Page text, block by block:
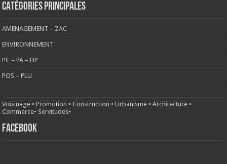
CATÉGORIES PRINCIPALES
AMENAGEMENT – ZAC
ENVIRONNEMENT
PC – PA – DP
POS – PLU
Voisinage •Promotion •Construction •Urbanisme •Architecture •
Commerce• Servitudes•
FACEBOOK